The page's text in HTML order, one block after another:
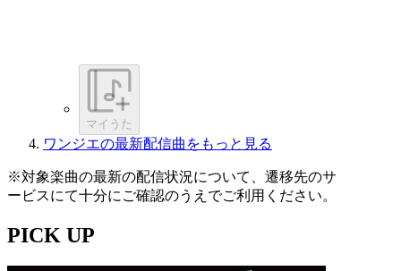
マイうた
ワンジエの最新配信曲をもっと見る
※対象楽曲の最新の配信状況について、遷移先のサ
ービスにて十分にご確認のうえでご利用ください。
PICK UP